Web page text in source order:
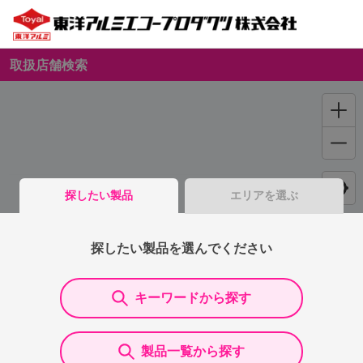
取扱店舗検索
探したい製品 エリアを選ぶ
探したい製品を選んでください
キーワードから探す
製品一覧から探す